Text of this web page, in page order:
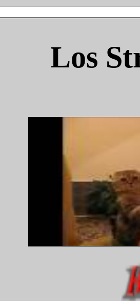
Los